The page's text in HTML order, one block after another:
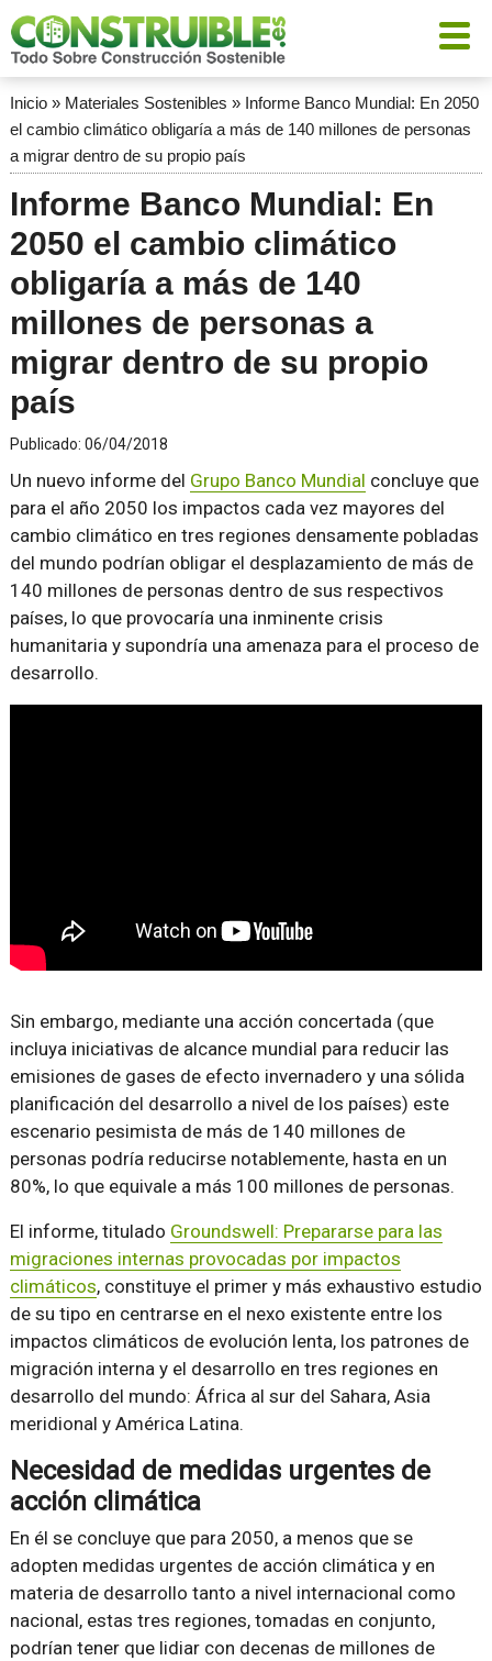
Inicio» Materiales Sostenibles » Informe Banco Mundial: En 2050
el cambio climático obligaría a más de 140 millones de personas
a migrar dentro de su propio país
Informe Banco Mundial: En
2050 el cambio climático
obligaría a más de 140
millones de personas a
migrar dentro de su propio
país
Publicado: 06/04/2018
Un nuevo informe del Grupo Banco Mundial concluye que
para el año 2050 los impactos cada vez mayores del
cambio climático en tres regiones densamente pobladas
del mundo podrían obligar el desplazamiento de más de
140 millones de personas dentro de sus respectivos
países, lo que provocaría una inminente crisis
humanitaria y supondría una amenaza para el proceso de
desarrollo.
Sin embargo, mediante una acción concertada (que
incluya iniciativas de alcance mundial para reducir las
emisiones de gases de efecto invernadero y una sólida
planificación del desarrollo a nivel de los países) este
escenario pesimista de más de 140 millones de
personas podría reducirse notablemente, hasta en un
80%, lo que equivale a más 100 millones de personas.
El informe, titulado Groundswell: Prepararse para las
migraciones internas provocadas por impactos
climáticos, constituye el primer y más exhaustivo estudio
de su tipo en centrarse en el nexo existente entre los
impactos climáticos de evolución lenta, los patrones de
migración interna y el desarrollo en tres regiones en
desarrollo del mundo: África al sur del Sahara, Asia
meridional y América Latina.
Necesidad de medidas urgentes de
acción climática
En él se concluye que para 2050, a menos que se
adopten medidas urgentes de acción climática y en
materia de desarrollo tanto a nivel internacional como
nacional, estas tres regiones, tomadas en conjunto,
podrían tener que lidiar con decenas de millones de